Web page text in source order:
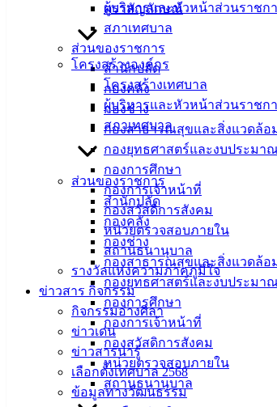
ผู้บริหารและหัวหน้าส่วนราชก
สภาเทศบาล
ส่วนของราชการ
สำนักปลัด
กองคลัง
กองช่าง
กองสาธารณสุขและสิ่งแวดล้อ
กองยุทธศาสตร์และงบประมา
กองการศึกษา
กองการเจ้าหน้าที่
กองสวัสดิการสังคม
หน่วยตรวจสอบภายใน
สถานธนานุบาล
รางวัลแห่งความภาคภูมิใจ
ข่าวสาร กิจกรรม
กิจกรรมอ่างศิลา
ข่าวเด่น
ข่าวสารน่ารู้
เลือกตั้งเทศบาล 2568
ข้อมูลทางวัฒนธรรม
ตราสัญลักษณ์
โครงสร้างองค์กร
โครงสร้างเทศบาล
ผู้บริหารและหัวหน้าส่วนราชก
สภาเทศบาล
ส่วนของราชการ
สำนักปลัด
กองคลัง
กองช่าง
กองสาธารณสุขและสิ่งแวดล้อ
กองยุทธศาสตร์และงบประมา
กองการศึกษา
กองการเจ้าหน้าที่
กองสวัสดิการสังคม
หน่วยตรวจสอบภายใน
สถานธนานุบาล
ต.เสม็ด อ.เมือง จ.ชลบุรี 20000
038-142-100-104
บริการประชาชน
ดาวน์โหลดแบบฟอร์ม, เอกสาร
คู่มือสำหรับประชาชน/คู่มือการปฏิบัติงาน
ข่าวสารน่ารู้
ศุนย์ข้อมูลข่าวสารอิเล็กทรอนิกส์
องค์ความรู้ (Knowledge Management)
ติดต่อเทศบาล
สายตรงนายก
ประวัติเทศบาล
ผู้บริหารและหัวหน้าส่วนราชการ
สภาเทศบาล
สงวนลิขสิทธิ์ © 2563 เทศบาลเมืองอ่างศิลา จังหวั